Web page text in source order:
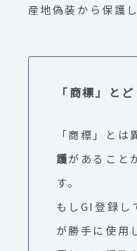
産地偽装から保護し
「商標」と
「商標」とは
護があること
す。
もしGI登録し
が勝手に使用